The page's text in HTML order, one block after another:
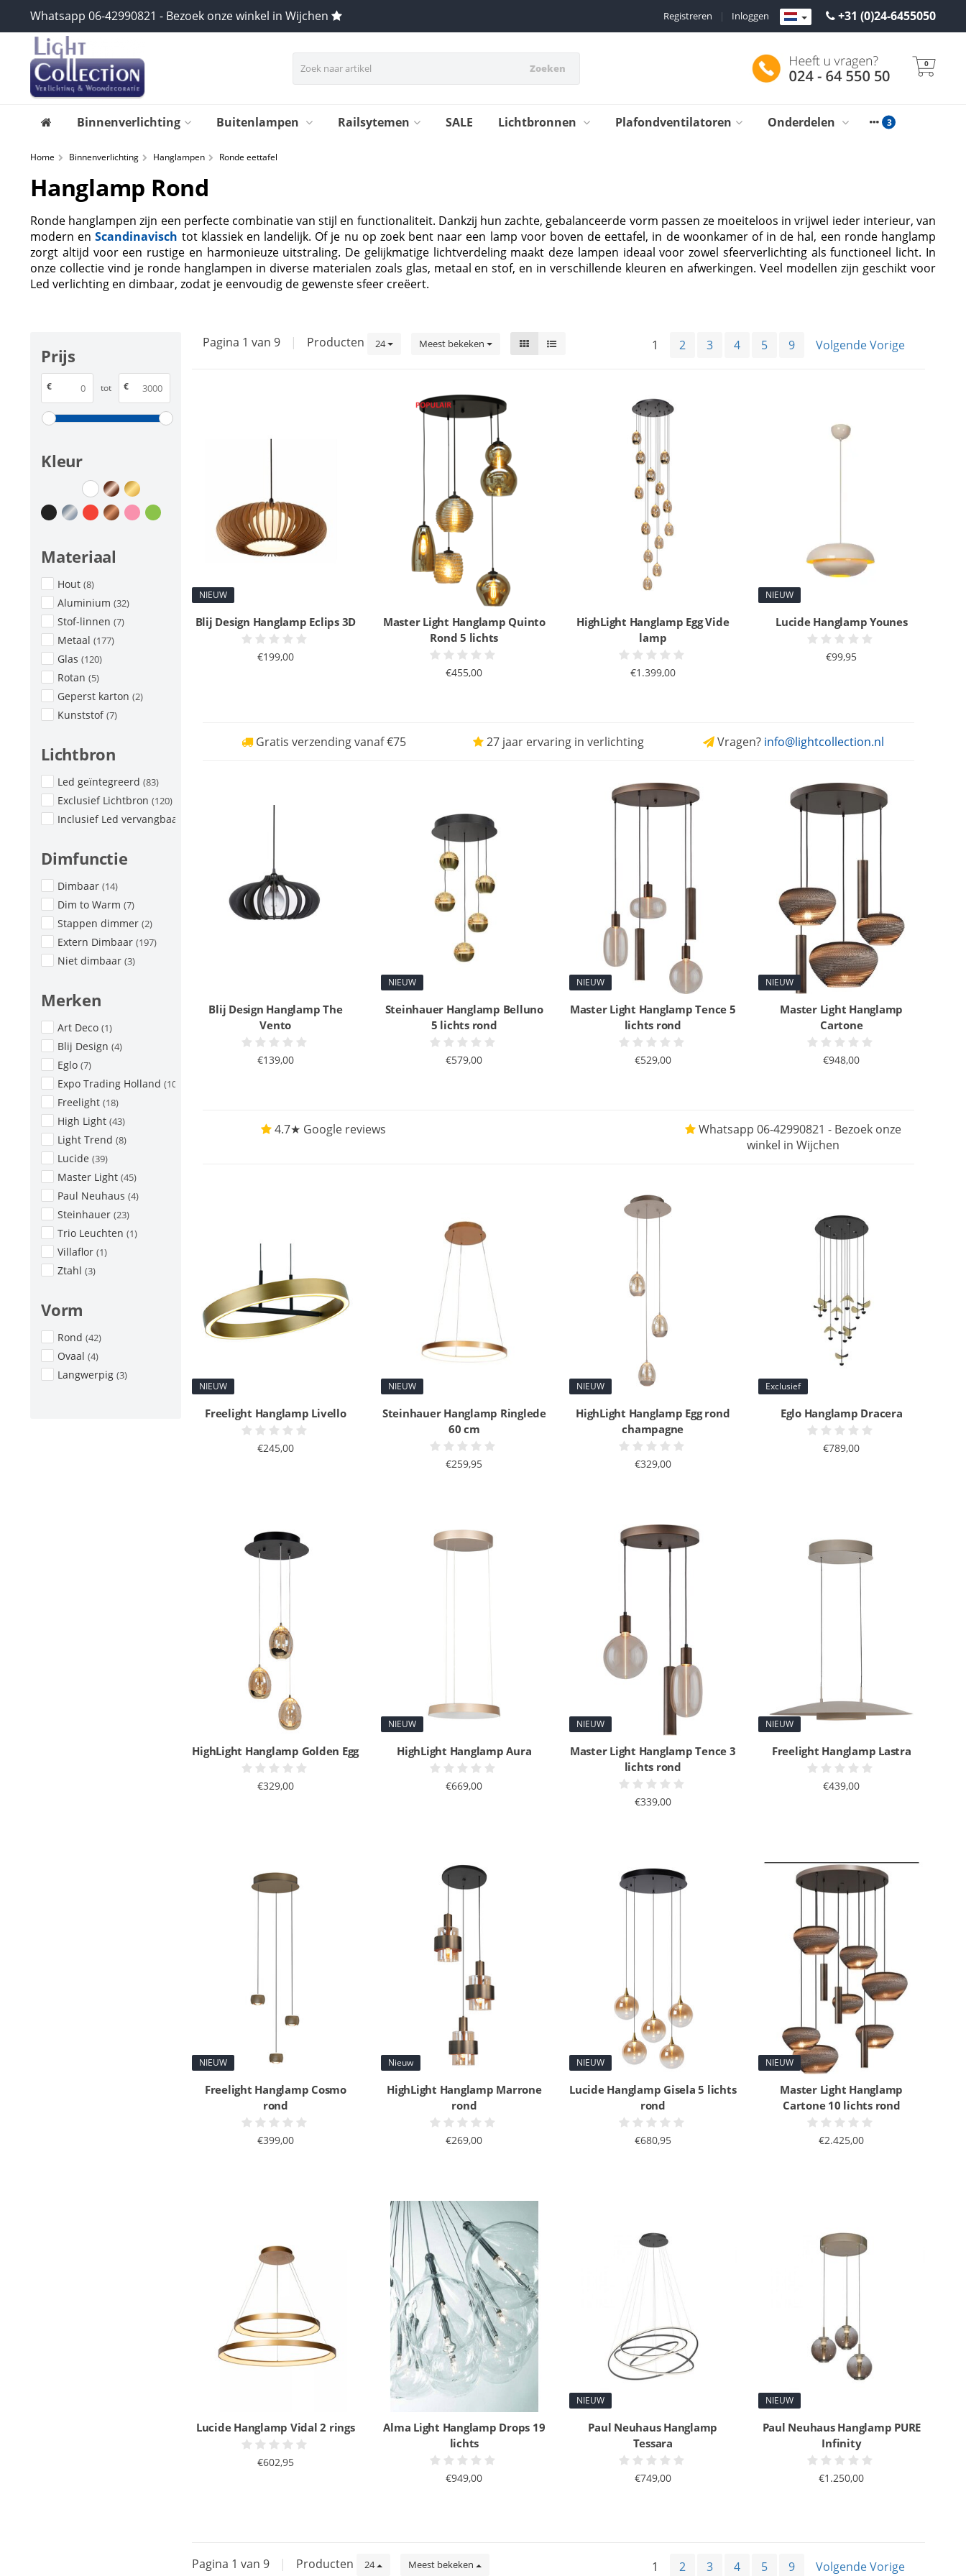
Whatsapp 06-42990821 - Bezoek onze winkel in Wijchen +31 (0)24-6455050
Inloggen
|
Registreren
Zoeken 0
Binnenverlichting Buitenlampen Railsytemen SALE Lichtbronnen Plafondventilatoren Onderdelen
Home Binnenverlichting Hanglampen Ronde eettafel
Hanglamp Rond
Ronde hanglampen zijn een perfecte combinatie van stijl en functionaliteit. Dankzij hun zachte, gebalanceerde vorm passen ze moeiteloos in vrijwel ieder interieur, van
modern enScandinavisch tot klassiek en landelijk. Of je nu op zoek bent naar een lamp voor boven de eettafel, in de woonkamer of in de hal, een ronde hanglamp
zorgt altijd voor een rustige en harmonieuze uitstraling. De gelijkmatige lichtverdeling maakt deze lampen ideaal voor zowel sfeerverlichting als functioneel licht. In
onze collectie vind je ronde hanglampen in diverse materialen zoals glas, metaal en stof, en in verschillende kleuren en afwerkingen. Veel modellen zijn geschikt voor
Led verlichting en dimbaar, zodat je eenvoudig de gewenste sfeer creëert.
Prijs
€ tot €
Kleur
Materiaal
Hout (8)
Aluminium (32)
Stof-linnen (7)
Metaal (177)
Glas (120)
Rotan (5)
Geperst karton (2)
Kunststof(7)
Lichtbron
Led geïntegreerd (83)
Exclusief Lichtbron (120)
Inclusief Led vervangbaar
Dimfunctie
Dimbaar (14)
Dim to Warm (7)
Stappen dimmer (2)
Extern Dimbaar (197)
Niet dimbaar (3)
Merken
Art Deco (1)
Blij Design (4)
Eglo (7)
Expo Trading Holland (10)
Freelight (18)
High Light (43)
Light Trend (8)
Lucide (39)
Master Light (45)
Paul Neuhaus (4)
Steinhauer (23)
Trio Leuchten (1)
Villaflor (1)
Ztahl (3)
Vorm
Rond (42)
Ovaal (4)
Langwerpig (3)
Pagina 1 van 9 | Producten 24 Meest bekeken 1 2 3 4 5 9 Volgende Vorige
NIEUW
Blij Design Hanglamp Eclips 3D
€199,00
Master Light Hanglamp Quinto
Rond 5 lichts
€455,00
HighLight Hanglamp Egg Vide
lamp
€1.399,00
NIEUW
Lucide Hanglamp Younes
€99,95
Gratis verzending vanaf €75 27 jaar ervaring in verlichting Vragen? info@lightcollection.nl
Blij Design Hanglamp The
Vento
€139,00
NIEUW
Steinhauer Hanglamp Belluno
5 lichts rond
€579,00
NIEUW
Master Light Hanglamp Tence 5
lichts rond
€529,00
NIEUW
Master Light Hanglamp
Cartone
€948,00
4.7★ Google reviews
Whatsapp 06-42990821 - Bezoek onze
winkel in Wijchen
NIEUW
Freelight Hanglamp Livello
€245,00
NIEUW
Steinhauer Hanglamp Ringlede
60 cm
€259,95
NIEUW
HighLight Hanglamp Egg rond
champagne
€329,00
Exclusief
Eglo Hanglamp Dracera
€789,00
HighLight Hanglamp Golden Egg
€329,00
NIEUW
HighLight Hanglamp Aura
€669,00
NIEUW
Master Light Hanglamp Tence 3
lichts rond
€339,00
NIEUW
Freelight Hanglamp Lastra
€439,00
NIEUW
Freelight Hanglamp Cosmo
rond
€399,00
Nieuw
HighLight Hanglamp Marrone
rond
€269,00
NIEUW
Lucide Hanglamp Gisela 5 lichts
rond
€680,95
NIEUW
Master Light Hanglamp
Cartone 10 lichts rond
€2.425,00
Lucide Hanglamp Vidal 2 rings
€602,95
Alma Light Hanglamp Drops 19
lichts
€949,00
NIEUW
Paul Neuhaus Hanglamp
Tessara
€749,00
NIEUW
Paul Neuhaus Hanglamp PURE
Infinity
€1.250,00
Pagina 1 van 9 | Producten 24 Meest bekeken 1 2 3 4 5 9 Volgende Vorige